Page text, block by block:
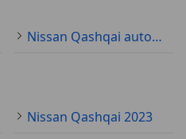
Nissan Qashqai automático
Nissan Qashqai 2023